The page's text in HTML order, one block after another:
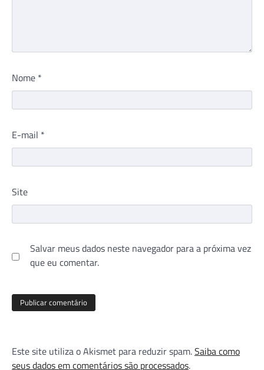
Nome *
E-mail *
Site
Salvar meus dados neste navegador para a próxima vez
que eu comentar.
Este site utiliza o Akismet para reduzir spam.Saiba como
seus dados em comentários são processados.